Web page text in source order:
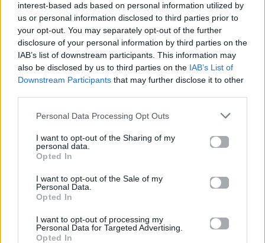
interest-based ads based on personal information utilized by
us or personal information disclosed to third parties prior to
your opt-out. You may separately opt-out of the further
disclosure of your personal information by third parties on the
IAB’s list of downstream participants. This information may
also be disclosed by us to third parties on the IAB’s List of
Downstream Participants that may further disclose it to other
Personal Data Processing Opt Outs
I want to opt-out of the Sharing of my
personal data.
Opted In
I want to opt-out of the Sale of my
Personal Data.
Opted In
I want to opt-out of processing my
Personal Data for Targeted Advertising.
Opted In
News
Πανελλαδικές 2026:
Στην κορυφή των
βαθμολογιών η
Λαρισαία Ιωάννα
μόρια
Corporate News
Μία κάρτα για όλες τις
προνοιακές παροχές!
Life Life